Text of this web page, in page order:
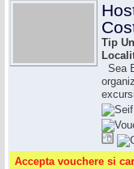
Tip
Sea
Accepta vouchere si